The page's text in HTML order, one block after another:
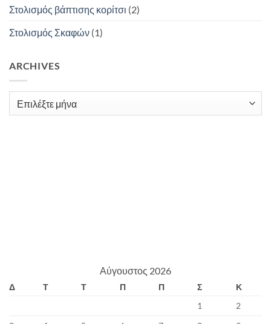
Στολισμός βάπτισης κορίτσι (2)
Στολισμός Σκαφών (1)
ARCHIVES
Archives
Αύγουστος 2026
Δ Τ Τ Π Π Σ
Κ
1
2